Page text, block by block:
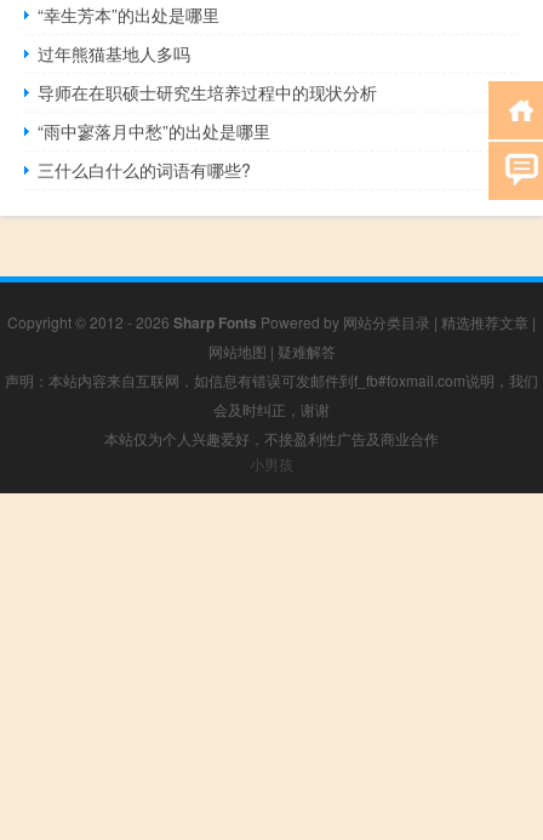
“幸生芳本”的出处是哪里
过年熊猫基地人多吗
导师在在职硕士研究生培养过程中的现状分析
“雨中寥落月中愁”的出处是哪里
三什么白什么的词语有哪些?
Copyright © 2012 - 2026 Sharp Fonts Powered by 网站分类目录 | 精选推荐文章 |
网站地图 | 疑难解答
声明：本站内容来自互联网，如信息有错误可发邮件到f_fb#foxmail.com说明，我们
会及时纠正，谢谢
本站仅为个人兴趣爱好，不接盈利性广告及商业合作
小男孩